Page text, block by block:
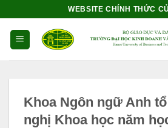
dung
WEBSITE CHÍNH THỨC
Khoa Ngôn ngữ Anh
nghị Khoa học năm